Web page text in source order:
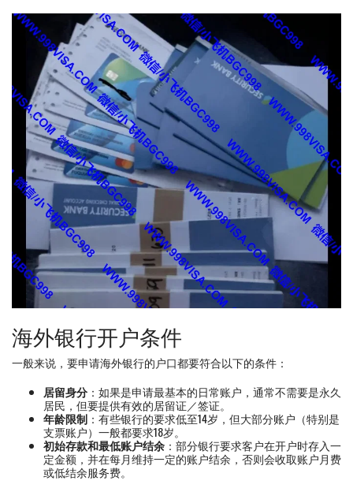
海外银行开户条件
一般来说，要申请海外银行的户口都要符合以下的条件：
居留身分 ：如果是申请最基本的日常账户，通常不需要是永久
居民，但要提供有效的居留证／签证。
年龄限制 ：有些银行的要求低至14岁，但大部分账户（特别是
支票账户）一般都要求18岁。
初始存款和最低账户结余 ：部分银行要求客户在开户时存入一
定金额，并在每月维持一定的账户结余，否则会收取账户月费
或低结余服务费。